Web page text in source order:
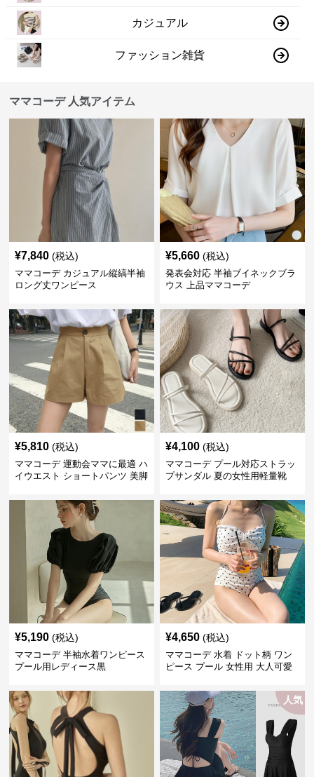
カジュアル
ファッション雑貨
ママコーデ 人気アイテム
¥7,840 (税込)
ママコーデ カジュアル縦縞半袖
ロング丈ワンピース
¥5,660 (税込)
発表会対応 半袖ブイネックブラ
ウス 上品ママコーデ
¥5,810 (税込)
ママコーデ 運動会ママに最適 ハ
イウエスト ショートパンツ 美脚
¥4,100 (税込)
ママコーデ プール対応ストラッ
プサンダル 夏の女性用軽量靴
¥5,190 (税込)
ママコーデ 半袖水着ワンピース
プール用レディース黒
¥4,650 (税込)
ママコーデ 水着 ドット柄 ワン
ピース プール 女性用 大人可愛
人気